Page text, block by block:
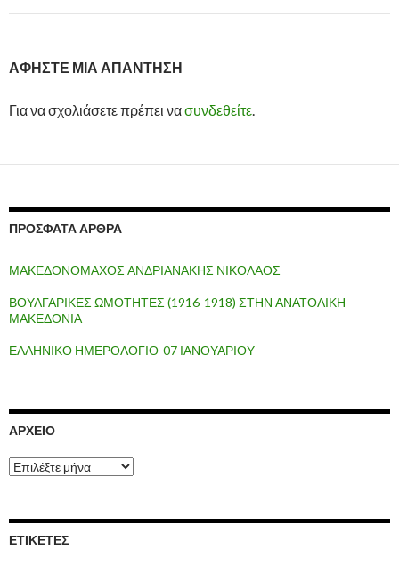
ΑΦΉΣΤΕ ΜΙΑ ΑΠΆΝΤΗΣΗ
Για να σχολιάσετε πρέπει νασυνδεθείτε
ΠΡΌΣΦΑΤΑ ΆΡΘΡΑ
ΜΑΚΕΔΟΝΟΜΑΧΟΣ ΑΝΔΡΙΑΝΑΚΗΣ ΝΙΚΟΛΑΟΣ
ΒΟΥΛΓΑΡΙΚΕΣ ΩΜΟΤΗΤΕΣ (1916-1918) ΣΤΗΝ ΑΝΑΤΟΛΙΚΗ
ΜΑΚΕΔΟΝΙΑ
ΕΛΛΗΝΙΚΟ ΗΜΕΡΟΛΟΓΙΟ-07 ΙΑΝΟΥΑΡΙΟΥ
ΑΡΧΕΊΟ
Α
ρ
ο
ΕΤΙΚΈΤΕΣ